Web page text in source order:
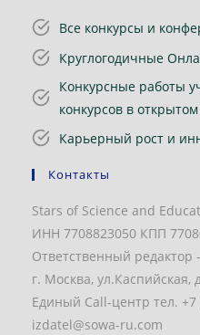
Все конкурсы и
Круглогодичные
Конкурсные работы
конкурсов в
Карьерный рост и
Контакты
Stars of Science and
ИНН 7708823050 КПП
Ответственный
г. Москва, ул.Каспийская,
Единый Call-центр тел. +7
izdatel@sowa-ru.com